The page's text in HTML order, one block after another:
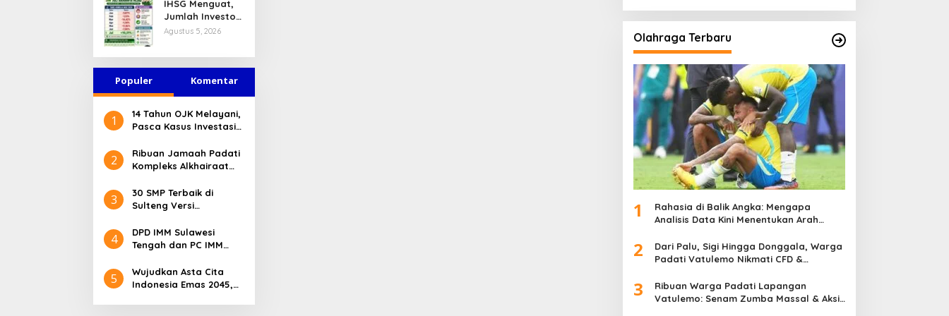
Jasa Keuangan
Tetap Terjaga
IHSG Menguat,
Jumlah Investor
Pasar Modal
Agustus 5, 2026
Populer Komentar
1
14 Tahun OJK Melayani,
Pasca Kasus Investasi
Sulteng Menilai Peran
OJK Sangat Penting
2
Ribuan Jamaah Padati
Kompleks Alkhairaat
Nasional dan Daerah
Hadir
3
30 SMP Terbaik di
Sulteng Versi
4
DPD IMM Sulawesi
Tengah dan PC IMM
Mantan Kapolresta
Palu
5
Wujudkan Asta Cita
Indonesia Emas 2045,
Olahraga Terbaru
1
Rahasia di Balik Angka: Mengapa
Analisis Data Kini Menentukan Arah
2
Dari Palu, Sigi Hingga Donggala, Warga
Padati Vatulemo Nikmati CFD &
3
Ribuan Warga Padati Lapangan
Vatulemo: Senam Zumba Massal & Aksi